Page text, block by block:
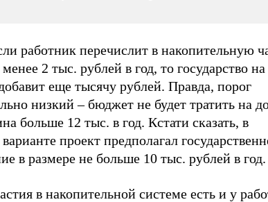
работник перечислит в накопительную
2 тыс. рублей в год, то государство на
еще тысячу рублей. Правда, порог
низкий – бюджет не будет тратить на
больше 12 тыс. в год. Кстати сказать, в
проект предполагал
в размере не больше 10 тыс. рублей в год.
в накопительной системе есть и у